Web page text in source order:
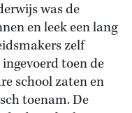
was de
en leek een lang
zelf
toen de
school zaten en
toenam. De